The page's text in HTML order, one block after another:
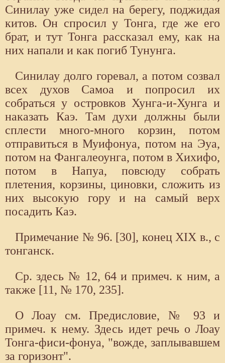
Синилау уже сидел на берегу, поджидая
китов. Он спросил у Тонга, где же его
брат, и тут Тонга рассказал ему, как на
них напали и как погиб Тунунга.
Синилау долго горевал, а потом созвал
всех духов Самоа и попросил их
собраться у островков Хунга-и-Хунга и
наказать Каэ. Там духи должны были
сплести много-много корзин, потом
отправиться в Муифонуа, потом на Эуа,
потом на Фангалеоунга, потом в Хихифо,
потом в Напуа, повсюду собрать
плетения, корзины, циновки, сложить из
них высокую гору и на самый верх
посадить Каэ.
Примечание № 96. [30], конец XIX в., с
тонганск.
Ср. здесь № 12, 64 и примеч. к ним, а
также [11, № 170, 235].
О Лоау см. Предисловие, № 93 и
примеч. к нему. Здесь идет речь о Лоау
Тонга-фиси-фонуа, "вожде, заплывавшем
за горизонт".